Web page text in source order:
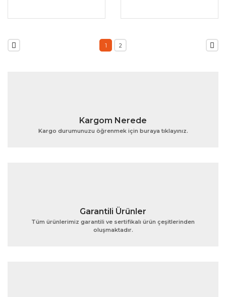
1 2
Kargom Nerede
Kargo durumunuzu öğrenmek için buraya tıklayınız.
Garantili Ürünler
Tüm ürünlerimiz garantili ve sertifikalı ürün çeşitlerinden
oluşmaktadır.